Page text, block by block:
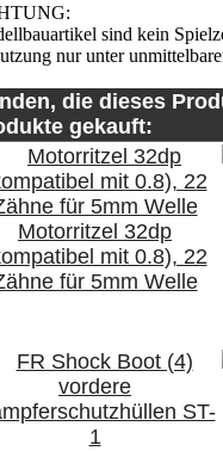
sind kein
nur unter
die dieses
gekauft:
Motorritzel 32dp
mit 0.8), 22
für 5mm Welle